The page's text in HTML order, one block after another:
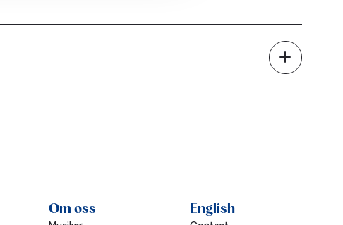
Om oss English